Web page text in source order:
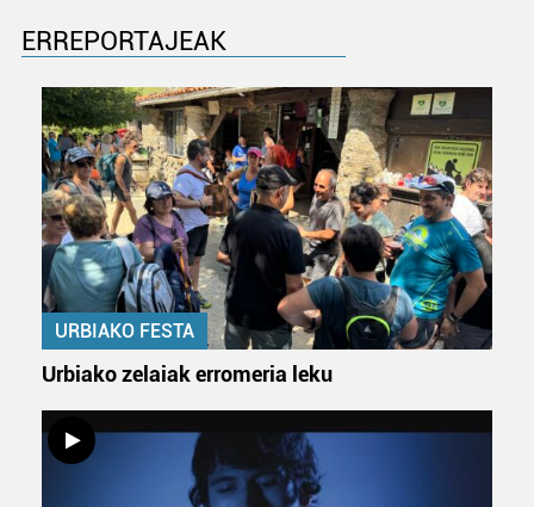
ERREPORTAJEAK
URBIAKO FESTA
Urbiako zelaiak erromeria leku